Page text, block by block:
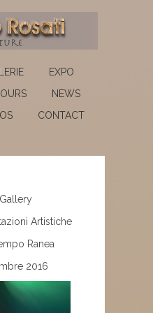
EXPO
NEWS
CONTACT
Artistiche
Ranea
2016